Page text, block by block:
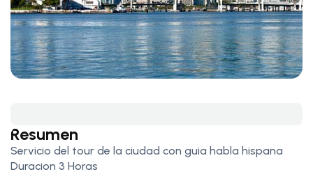
Resumen
Servicio del tour de la ciudad con guia habla hispana
Duracion 3 Horas